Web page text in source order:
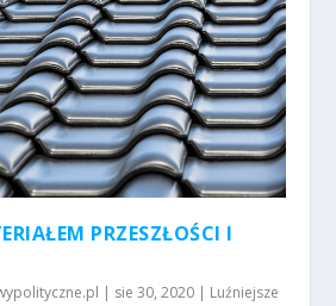
PRZESZŁOŚCI I
| sie 30, 2020 | Luźniejsze